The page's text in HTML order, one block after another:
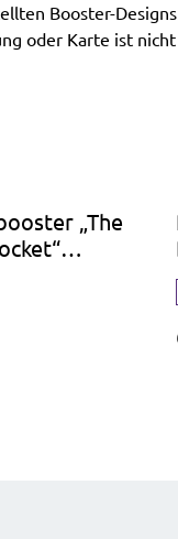
Booster-
oder Karte ist
„The